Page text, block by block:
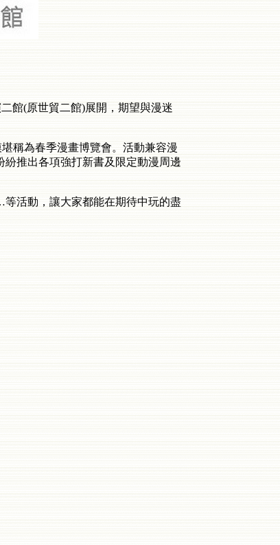
館(原世貿二館)展開，期望與漫迷
稱為春季漫畫博覽會。活動兼容漫
推出各項強打新書及限定動漫周邊
活動，讓大家都能在期待中玩的盡